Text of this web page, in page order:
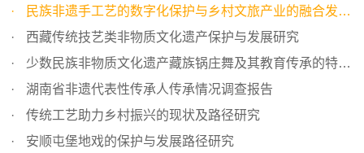
民族非遗手工艺的数字化保护与乡村文旅产业的融合发展报告...
西藏传统技艺类非物质文化遗产保护与发展研究
少数民族非物质文化遗产藏族锅庄舞及其教育传承的特殊功能
湖南省非遗代表性传承人传承情况调查报告
传统工艺助力乡村振兴的现状及路径研究
安顺屯堡地戏的保护与发展路径研究